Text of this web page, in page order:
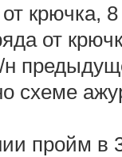
крючка,
от
н
схеме
пройм в